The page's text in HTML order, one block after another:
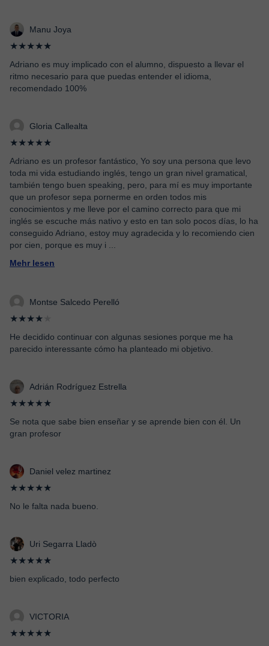
Manu Joya
★★★★★
Adriano es muy implicado con el alumno, dispuesto a llevar el
ritmo necesario para que puedas entender el idioma,
recomendado 100%
Gloria Callealta
★★★★★
Adriano es un profesor fantástico, Yo soy una persona que levo
toda mi vida estudiando inglés, tengo un gran nivel gramatical,
también tengo buen speaking, pero, para mí es muy importante
que un profesor sepa pornerme en orden todos mis
conocimientos y me lleve por el camino correcto para que mi
inglés se escuche más nativo y esto en tan solo pocos días, lo ha
conseguido Adriano, estoy muy agradecida y lo recomiendo cien
por cien, porque es muy i
Mehr lesen
Montse Salcedo Perelló
★★★★
He decidido continuar con algunas sesiones porque me ha
parecido interessante cómo ha planteado mi objetivo.
Adrián Rodríguez Estrella
★★★★★
Se nota que sabe bien enseñar y se aprende bien con él. Un
gran profesor
Daniel velez martinez
★★★★★
No le falta nada bueno.
Uri Segarra Lladò
★★★★★
bien explicado, todo perfecto
VICTORIA
★★★★★